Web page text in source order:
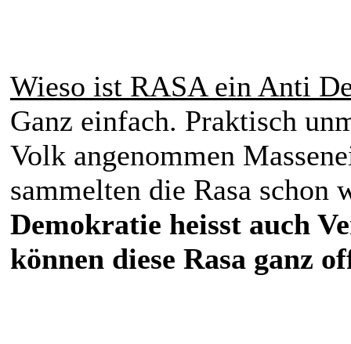
Wieso ist RASA ein Anti
Ganz einfach. Praktisch
Volk angenommen
sammelten die Rasa schon
Demokratie heisst auch
können diese Rasa ganz